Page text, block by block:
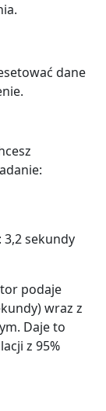
dane
: 3,2 sekundy
podaje
wraz z
Daje to
z 95%